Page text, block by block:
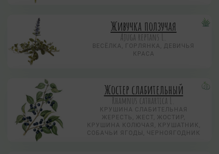
Живучка ползучая
Аjuga reptans L.
ВЕСЁЛКА, ГОРЛЯНКА, ДЕВИЧЬЯ
КРАСА
Жостер слабительный
Rhamnus cathartica L.
КРУШИНА СЛАБИТЕЛЬНАЯ
ЖЕРЕСТЬ, ЖЕСТ, ЖОСТИР,
КРУШИНА КОЛЮЧАЯ, КРУШАТНИК,
СОБАЧЬИ ЯГОДЫ, ЧЕРНОЯГОДНИК